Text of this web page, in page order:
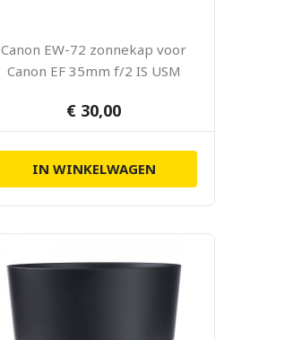
Canon EW-72 zonnekap voor
Canon EF 35mm f/2 IS USM
€ 30,00
IN WINKELWAGEN